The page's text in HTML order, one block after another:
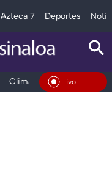
Azteca 7 Deportes
Clima Deportes En